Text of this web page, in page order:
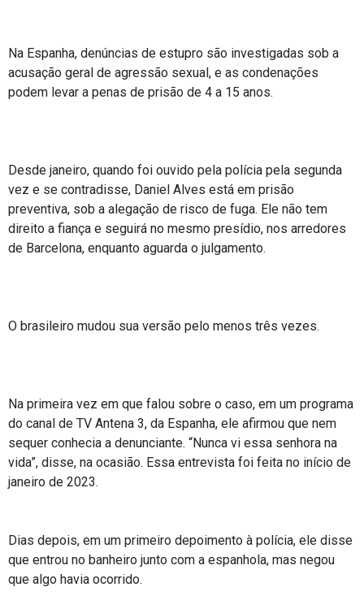
Na Espanha, denúncias de estupro são investigadas sob a
acusação geral de agressão sexual, e as condenações
podem levar a penas de prisão de 4 a 15 anos.
Desde janeiro, quando foi ouvido pela polícia pela segunda
vez e se contradisse, Daniel Alves está em prisão
preventiva, sob a alegação de risco de fuga. Ele não tem
direito a fiança e seguirá no mesmo presídio, nos arredores
de Barcelona, enquanto aguarda o julgamento.
O brasileiro mudou sua versão pelo menos três vezes.
Na primeira vez em que falou sobre o caso, em um programa
do canal de TV Antena 3, da Espanha, ele afirmou que nem
sequer conhecia a denunciante. “Nunca vi essa senhora na
vida”, disse, na ocasião. Essa entrevista foi feita no início de
janeiro de 2023.
Dias depois, em um primeiro depoimento à polícia, ele disse
que entrou no banheiro junto com a espanhola, mas negou
que algo havia ocorrido.